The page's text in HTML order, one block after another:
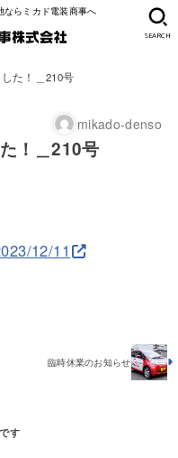
ならミカド電装商事へ
SEARCH
た！＿210号
mikado-denso
！＿210号
12/11
臨時休業のお知らせ